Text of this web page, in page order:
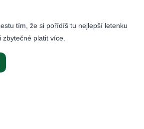
tím, že si pořídíš tu nejlepší letenku
platit více.